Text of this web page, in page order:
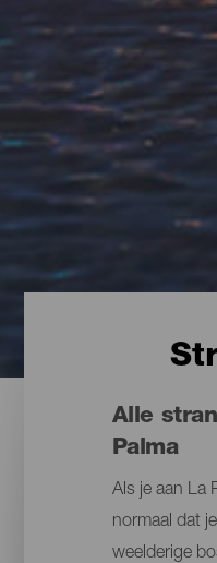
Alle
Palma
Als je aan La
normaal dat
weelderige